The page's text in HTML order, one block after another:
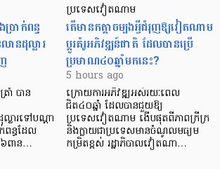
រាក់ពន្ធ
នដុល្លារ
ាំ បាន​
ារទៅបណ្ដា
ពន្ធដែល
ពាន…
ប្រទេសវៀតណាម
តើមានកត្តាចម្បងអ្វីជំរុញឱ្យវៀតណាម
ប្តូរគំរូអភិវឌ្ឍន៍ជាតិ ដែលបានប្រើ
ប្រមាណ៤០ឆ្នាំមកនេះ?
5 hours ago
ក្រោយការអភិវឌ្ឍអស់រយៈពេល
ជិត៤០ឆ្នាំ ដែលបានជួយឱ្យ​
ប្រទេសវៀតណាម ងើប​ផុតពីភាពក្រីក្រ
និងក្លាយជាប្រទេសមានចំណូលមធ្យម
កម្រិតខ្ពស់ រដ្ឋាភិបាលវៀតណា…